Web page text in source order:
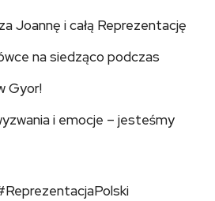
Joannę i całą Reprezentację
na siedząco podczas
Gyor!
i emocje – jesteśmy